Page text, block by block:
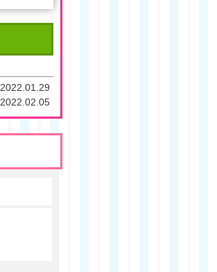
2022.01.29
2022.02.05